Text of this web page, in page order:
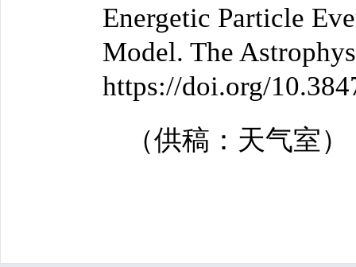
Energetic Particle
Model. The
https://doi.org/
（供稿：天气室）